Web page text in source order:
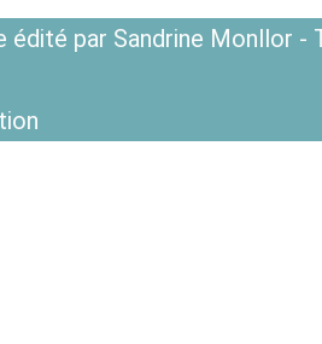
édité par Sandrine